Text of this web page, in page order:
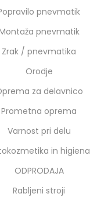
pnevmatik
pnevmatik
Zrak / pnevmatika
Orodje
za delavnico
Prometna oprema
Varnost pri delu
in higiena
ODPRODAJA
Rabljeni stroji